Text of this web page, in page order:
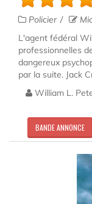
Policier
L'agent fédéral
professionnelles
dangereux
par la suite. Jack
William L.
BANDE ANNONCE